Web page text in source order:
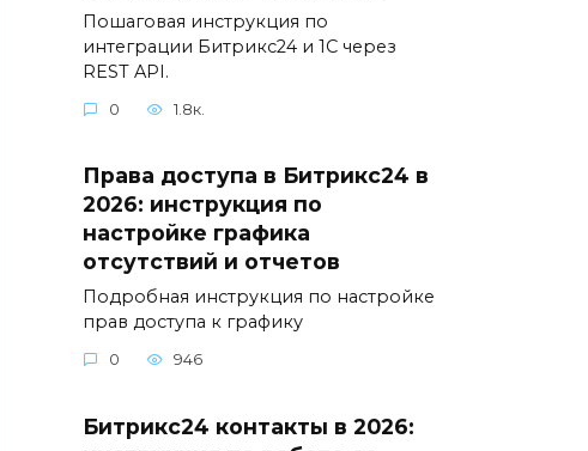
Пошаговая инструкция по
интеграции Битрикс24 и 1С через
REST API.
0 1.8к.
Права доступа в Битрикс24 в
2026: инструкция по
настройке графика
отсутствий и отчетов
Подробная инструкция по настройке
прав доступа к графику
0 946
Битрикс24 контакты в 2026: